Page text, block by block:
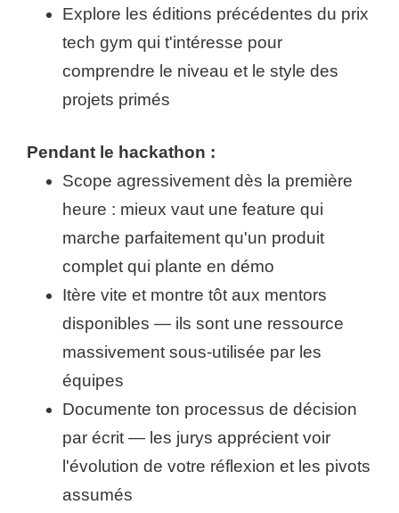
Explore les éditions précédentes du prix
tech gym qui t'intéresse pour
comprendre le niveau et le style des
projets primés
Pendant le hackathon :
Scope agressivement dès la première
heure : mieux vaut une feature qui
marche parfaitement qu'un produit
complet qui plante en démo
Itère vite et montre tôt aux mentors
disponibles — ils sont une ressource
massivement sous-utilisée par les
équipes
Documente ton processus de décision
par écrit — les jurys apprécient voir
l'évolution de votre réflexion et les pivots
assumés